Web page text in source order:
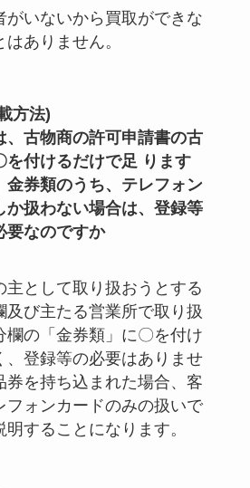
がいないから買取ができな
ありません。
方法)
、古物商の許可申請書の古
を付けるだけで足 ります
金券類のうち、テレフォン
か扱わない場合は、登録等
要なのですか
主として取り扱おうとする
及び主たる営業所で取り扱
欄の「金券類」に〇を付け
、登録等の必要はありませ
券を持ち込まれた場合、客
フォンカードのみの扱いで
することになります。